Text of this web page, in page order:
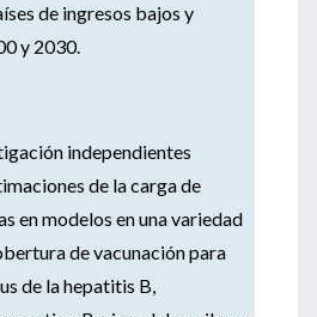
de ingresos bajos y
y 2030.
independientes
de la carga de
en modelos en una variedad
de vacunación para
de la hepatitis B,